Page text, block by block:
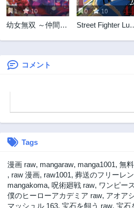
1 10
幼女無双 ～仲間に
なって【英霊召
喚】で溺愛スロー
0 10
Street Fighter
コメント
Tags
漫画 raw, mangaraw, manga1001, 無
, raw 漫画, raw1001, 葬送のフリーレ
mangakoma, 呪術廻戦 raw, ワンピー
僕のヒーローアカデミア raw, アオア
マッシュル 163, 宝石を飼う raw, 宝石